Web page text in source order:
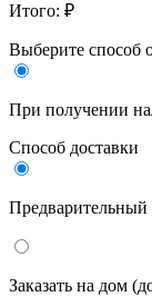
Итого: ₽
Выберите способ
При получении
Cпособ доставки
Предварительный
Заказать на дом